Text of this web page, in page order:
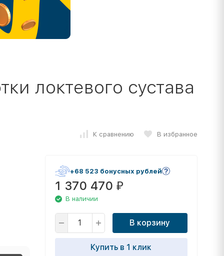
локтевого сустава
К сравнению В избранное
+68 523 бонусных рублей
1 370 470 ₽
В наличии
В корзину
Купить в 1 клик